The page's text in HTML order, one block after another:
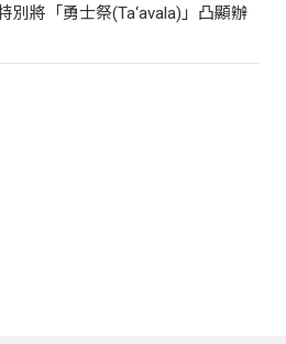
別將「勇士祭(Ta‘avala)」凸顯辦